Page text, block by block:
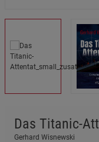
Das Titanic-
Gerhard Wisnewski